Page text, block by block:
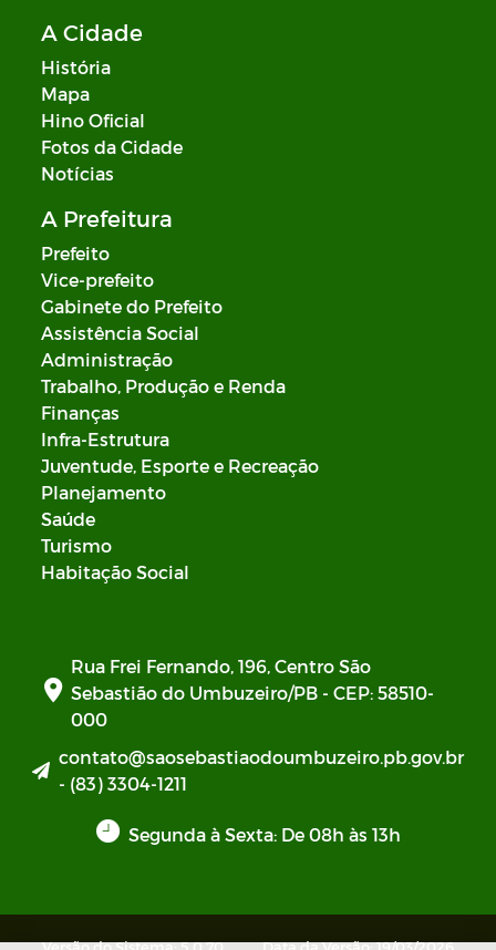
A Cidade
História
Mapa
Hino Oficial
Fotos da Cidade
Notícias
A Prefeitura
Prefeito
Vice-prefeito
Gabinete do Prefeito
Assistência Social
Administração
Trabalho, Produção e Renda
Finanças
Infra-Estrutura
Juventude, Esporte e Recreação
Planejamento
Saúde
Turismo
Habitação Social
Rua Frei Fernando, 196, Centro São
Sebastião do Umbuzeiro/PB - CEP: 58510-
000
contato@saosebastiaodoumbuzeiro.pb.gov.br
- (83) 3304-1211
Segunda à Sexta: De 08h às 13h
Versão do Sistema: 5.0.70 Data da Versão: 19/03/2026